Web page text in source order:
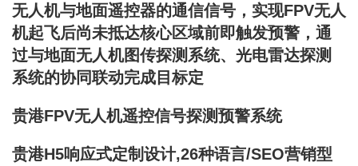
无人机与地面遥控器的通信信号，实现FPV无人
机起飞后尚未抵达核心区域前即触发预警，通
过与地面无人机图传探测系统、光电雷达探测
系统的协同联动完成目标定
贵港FPV无人机遥控信号探测预警系统
贵港H5响应式定制设计,26种语言/SEO营销型